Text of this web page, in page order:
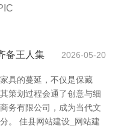
备王人集 2026-05-20
具的蔓延，不仅是保藏
策划过程会通了创意与细
务有限公司，成为当代文
。 佳县网站建设_网站建